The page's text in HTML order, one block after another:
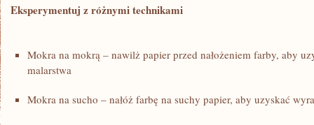
Eksperymentuj z‌ różnymi technikami
Mokra na mokrą‌ – ‌nawilż papier⁤ przed nałożeniem farby, aby
malarstwa
Mokra na ⁢sucho – nałóż farbę na suchy papier,‍ aby uzyskać